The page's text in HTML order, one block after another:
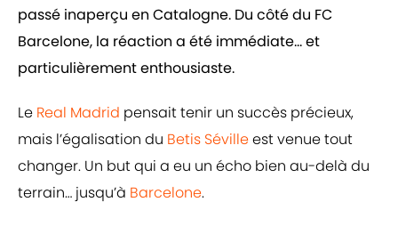
passé inaperçu en Catalogne. Du côté du FC
Barcelone, la réaction a été immédiate… et
particulièrement enthousiaste.
Le Real Madrid pensait tenir un succès précieux,
mais l’égalisation du Betis Sévilleest venue tout
changer. Un but qui a eu un écho bien au-delà du
terrain… jusqu’à Barcelone.